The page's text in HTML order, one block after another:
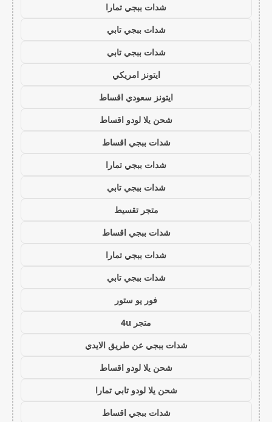
شدات ببجي تمارا
شدات ببجي تابي
شدات ببجي تابي
ايتونز امريكي
ايتونز سعودي اقساط
شحن يلا لودو اقساط
شدات ببجي اقساط
شدات ببجي تمارا
شدات ببجي تابي
متجر تقسيط
شدات ببجي اقساط
شدات ببجي تمارا
شدات ببجي تابي
فور يو ستور
متجر 4u
شدات ببجي عن طريق الايدي
شحن يلا لودو اقساط
شحن يلا لودو تابي تمارا
شدات ببجي اقساط